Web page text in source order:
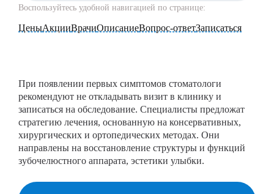
Воспользуйтесь удобной навигацией по странице:
ЦеныАкцииВрачиОписаниеВопрос-ответЗаписаться
При появлении первых симптомов стоматологи
рекомендуют не откладывать визит в клинику и
записаться на обследование. Специалисты предложат
стратегию лечения, основанную на консервативных,
хирургических и ортопедических методах. Они
направлены на восстановление структуры и функций
зубочелюстного аппарата, эстетики улыбки.